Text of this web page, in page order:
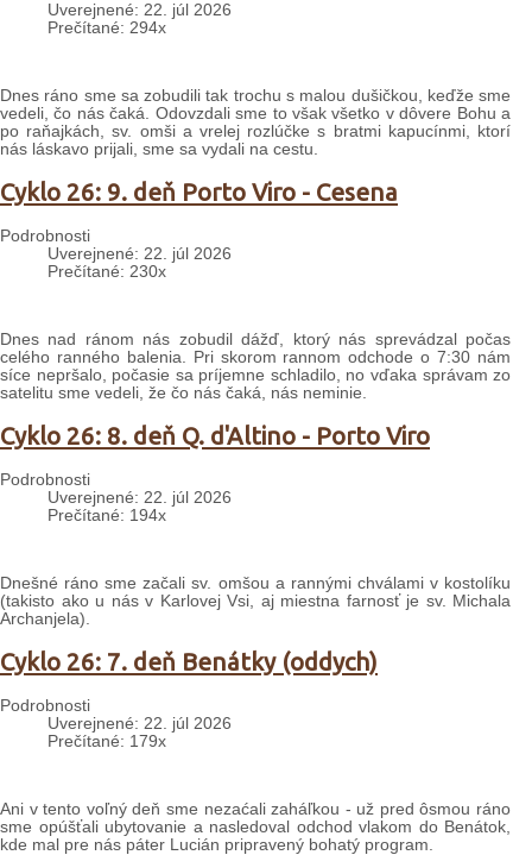
Uverejnené: 22. júl 2026
Prečítané: 294x
Dnes ráno sme sa zobudili tak trochu s malou dušičkou, keďže sme
vedeli, čo nás čaká. Odovzdali sme to však všetko v dôvere Bohu a
po raňajkách, sv. omši a vrelej rozlúčke s bratmi kapucínmi, ktorí
nás láskavo prijali, sme sa vydali na cestu.
Cyklo 26: 9. deň Porto Viro - Cesena
Podrobnosti
Uverejnené: 22. júl 2026
Prečítané: 230x
Dnes nad ránom nás zobudil dážď, ktorý nás sprevádzal počas
celého ranného balenia. Pri skorom rannom odchode o 7:30 nám
síce nepršalo, počasie sa príjemne schladilo, no vďaka správam zo
satelitu sme vedeli, že čo nás čaká, nás neminie.
Cyklo 26: 8. deň Q. d'Altino - Porto Viro
Podrobnosti
Uverejnené: 22. júl 2026
Prečítané: 194x
Dnešné ráno sme začali sv. omšou a rannými chválami v kostolíku
(takisto ako u nás v Karlovej Vsi, aj miestna farnosť je sv. Michala
Archanjela).
Cyklo 26: 7. deň Benátky (oddych)
Podrobnosti
Uverejnené: 22. júl 2026
Prečítané: 179x
Ani v tento voľný deň sme nezaćali zaháľkou - už pred ôsmou ráno
sme opúšťali ubytovanie a nasledoval odchod vlakom do Benátok,
kde mal pre nás páter Lucián pripravený bohatý program.